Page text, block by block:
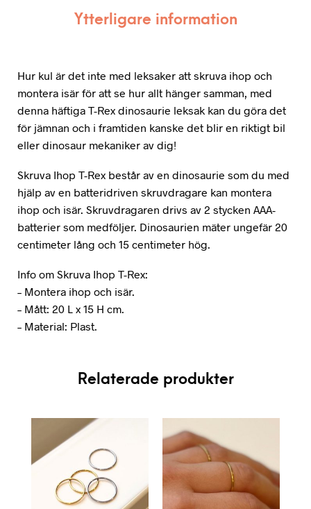
Ytterligare information
Hur kul är det inte med leksaker att skruva ihop och
montera isär för att se hur allt hänger samman, med
denna häftiga T-Rex dinosaurie leksak kan du göra det
för jämnan och i framtiden kanske det blir en riktigt bil
eller dinosaur mekaniker av dig!
Skruva Ihop T-Rex består av en dinosaurie som du med
hjälp av en batteridriven skruvdragare kan montera
ihop och isär. Skruvdragaren drivs av 2 stycken AAA-
batterier som medföljer. Dinosaurien mäter ungefär 20
centimeter lång och 15 centimeter hög.
Info om Skruva Ihop T-Rex:
– Montera ihop och isär.
– Mått: 20 L x 15 H cm.
– Material: Plast.
Relaterade produkter